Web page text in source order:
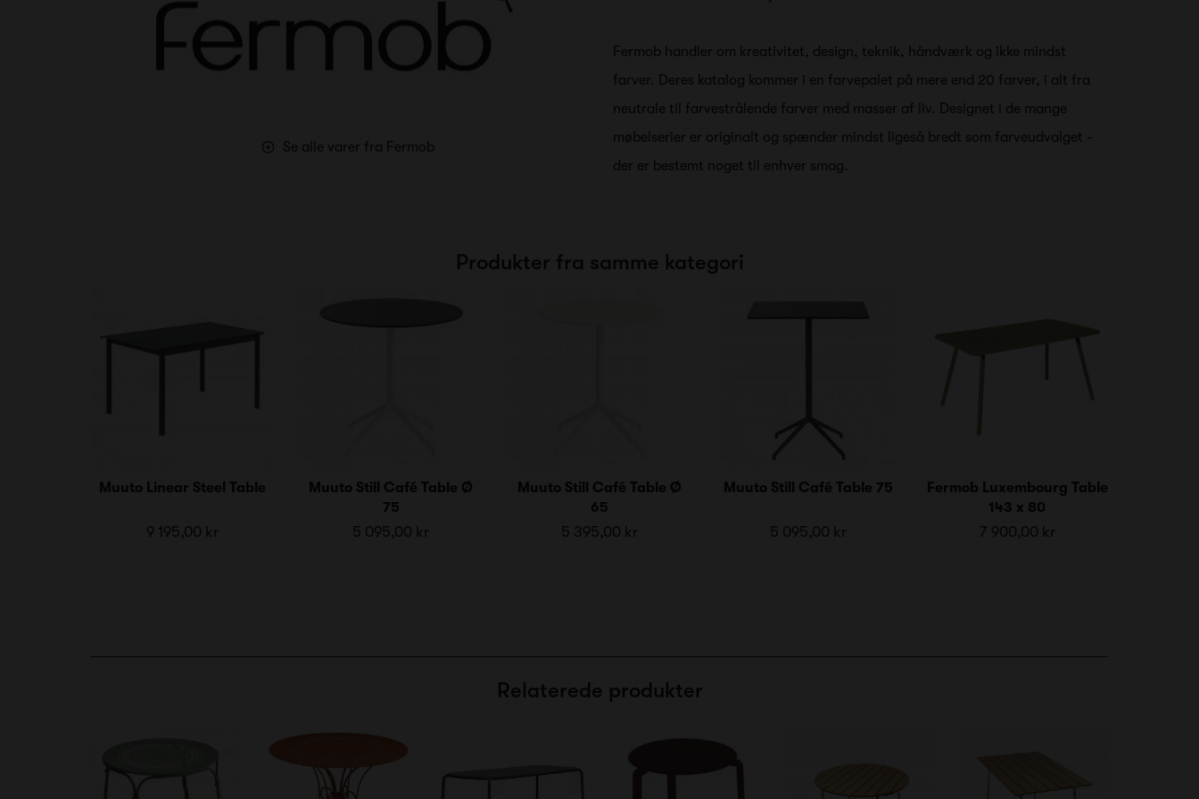
Se alle varer fra Fermob
Fermob handler om kreativitet, design, teknik, håndværk og ikke mindst
farver. Deres katalog kommer i en farvepalet på mere end 20 farver, i alt fra
neutrale til farvestrålende farver med masser af liv. Designet i de mange
møbelserier er originalt og spænder mindst ligeså bredt som farveudvalget -
der er bestemt noget til enhver smag.
Produkter fra samme kategori
Muuto Linear Steel Table
9 195,00 kr
Muuto Still Café Table Ø
75
5 095,00 kr
Muuto Still Café Table Ø
65
5 395,00 kr
Muuto Still Café Table 75
5 095,00 kr
Fermob Luxembourg Table
143 x 80
7 900,00 kr
Relaterede produkter